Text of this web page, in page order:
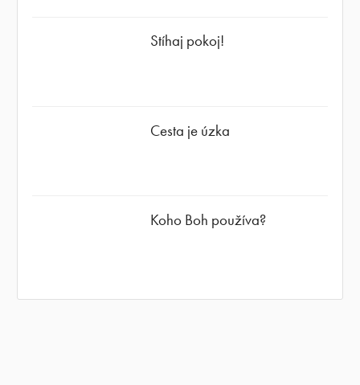
Stíhaj pokoj!
Cesta je úzka
Koho Boh používa?